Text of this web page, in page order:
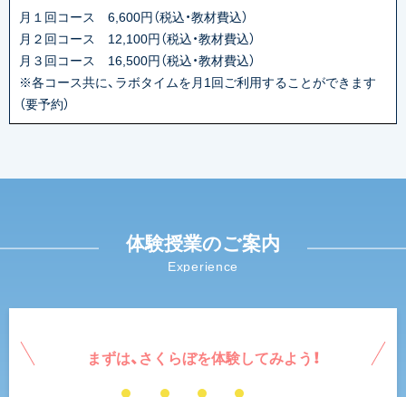
月１回コース 6,600円（税込・教材費込）
月２回コース 12,100円（税込・教材費込）
月３回コース 16,500円（税込・教材費込）
※各コース共に、ラボタイムを月1回ご利用することができます
（要予約）
体験授業のご案内
Experience
まずは、さくらぼを体験してみよう！